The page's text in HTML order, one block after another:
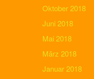
Oktober 2018
Juni 2018
Mai 2018
März 2018
Januar 2018